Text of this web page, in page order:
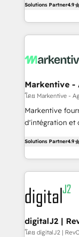
AI, & maximize
Integrations:
Win more
lead & deal
What do you get? 🤓 Our client's are
Personal
heavy lifting of
system. + Get best practices and 'don't know what
you don't
6,500+
Partner of the Year 💥 Trusted by
learn more!
Solutions Partner4.9
Markentive -
โดย Markentive -
Markentive
d'intégration et
marketing
webdesign. Markentive is both a consulting firm, a
digital agency
experts in
CRM and
customers).
Solutions Partner4.9
digitalJ2 |
โดย digitalJ2 |